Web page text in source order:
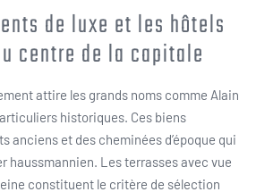
de luxe et les hôtels
centre de la capitale
attire les grands noms comme Alain
historiques. Ces biens
anciens et des cheminées d’époque qui
haussmannien. Les terrasses avec vue
constituent le critère de sélection